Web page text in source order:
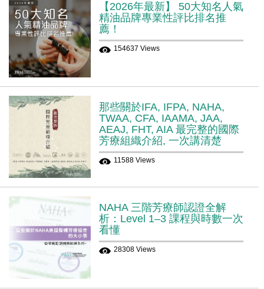
【2026年最新】 50大知名人氣
精油品牌專業性評比排名推
薦！
154637 Views
那些關於IFA, IFPA, NAHA,
TWAA, CFA, IAAMA, JAA,
AEAJ, FHT, AIA 最完整的國際
芳療組織介紹, 一次講清楚
11588 Views
NAHA 三階芳療師認證全解
析：Level 1–3 課程與時數一次
看懂
28308 Views